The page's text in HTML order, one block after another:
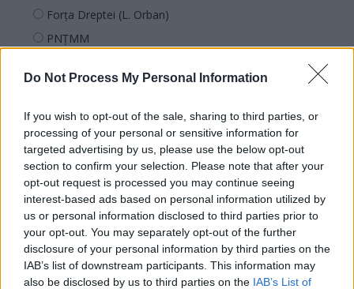
Do Not Process My Personal Information
If you wish to opt-out of the sale, sharing to third parties, or
processing of your personal or sensitive information for
targeted advertising by us, please use the below opt-out
section to confirm your selection. Please note that after your
opt-out request is processed you may continue seeing
interest-based ads based on personal information utilized by
us or personal information disclosed to third parties prior to
your opt-out. You may separately opt-out of the further
disclosure of your personal information by third parties on the
IAB’s list of downstream participants. This information may
also be disclosed by us to third parties on the IAB’s List of
Forța Dreptei (L. Orban)
PNȚMM
SENS
SOS (Șoșoacă)
POT (Gavrilă)
PACE (Peia)
Acțiunea Conservatoare (Târziu)
PDF (Lazarus)
PUSL (D. Voiculescu)
PNȚCD (Pavelescu)
PNCR (Terheș)